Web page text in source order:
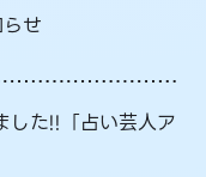
せ
した!!「占い芸人ア